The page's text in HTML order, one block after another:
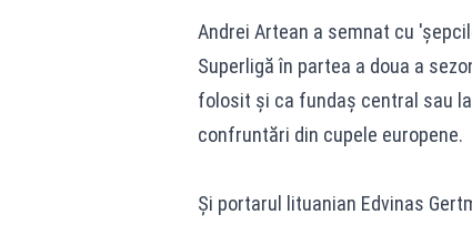
Andrei Artean a semnat cu
Superligă în partea a doua a
folosit și ca fundaș central sau
confruntări din cupele europene.
Și portarul lituanian Edvinas